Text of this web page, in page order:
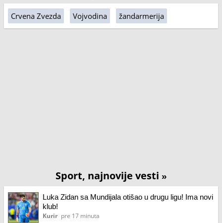
Crvena Zvezda Vojvodina žandarmerija
Sport, najnovije vesti »
Luka Zidan sa Mundijala otišao u drugu ligu! Ima novi
klub!
Kurir pre 17 minuta